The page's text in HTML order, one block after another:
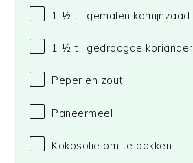
1 ½ tl. gemalen komijnzaad
1 ½ tl. gedroogde koriander
Peper en zout
Paneermeel
Kokosolie om te bakken